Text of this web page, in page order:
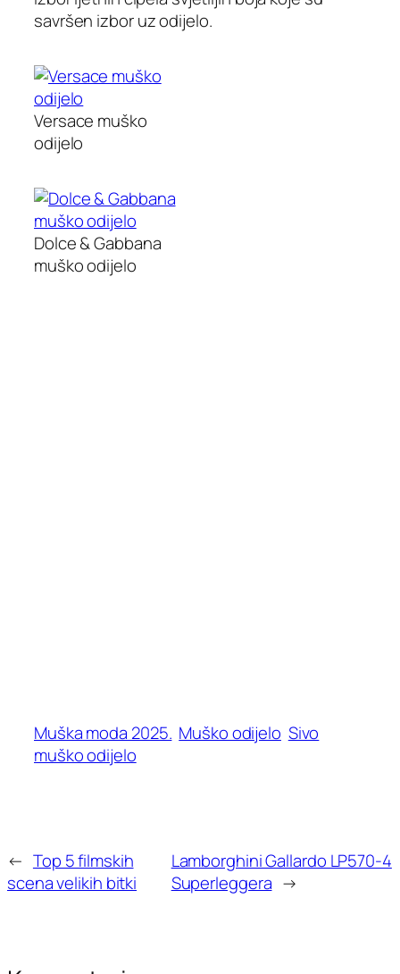
savršen izbor uz odijelo.
Versace muško
odijelo
Dolce & Gabbana
muško odijelo
Muška moda 2025. Muško odijelo Sivo
muško odijelo
← Top 5 filmskih
scena velikih bitki
Lamborghini Gallardo LP570-4
Superleggera →